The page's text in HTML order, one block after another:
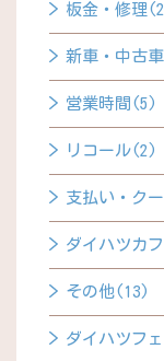
板金・修理
新車・中古
営業時間(5)
リコール(2)
支払い・ク
ダイハツカ
その他(13)
ダイハツフ